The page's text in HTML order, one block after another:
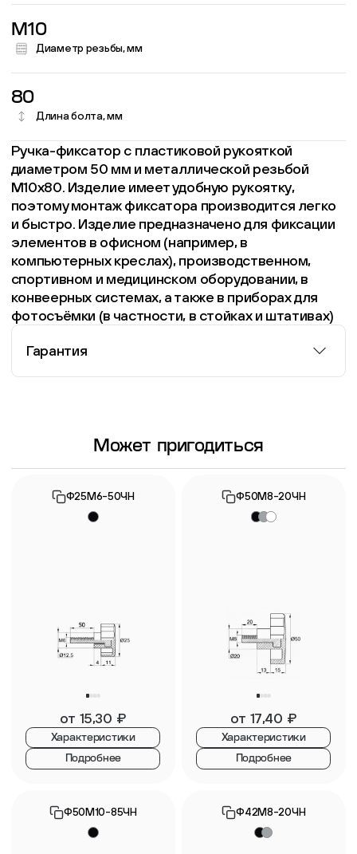
M10
Диаметр резьбы, мм
80
Длина болта, мм
Ручка-фиксатор с пластиковой рукояткой
диаметром 50 мм и металлической резьбой
М10х80. Изделие имеет удобную рукоятку,
поэтому монтаж фиксатора производится легко
и быстро. Изделие предназначено для фиксации
элементов в офисном (например, в
компьютерных креслах), производственном,
спортивном и медицинском оборудовании, в
конвеерных системах, а также в приборах для
фотосъёмки (в частности, в стойках и штативах)
Гарантия
Информация о гарантии
Может пригодиться
Ф25М6-50ЧН
от 15,30 ₽
Характеристики
Подробнее
Ф50М8-20ЧН
от 17,40 ₽
Характеристики
Подробнее
Ф50М10-85ЧН Ф42М8-20ЧН